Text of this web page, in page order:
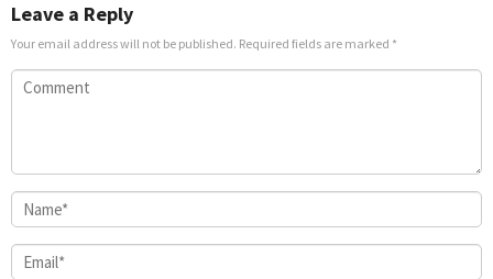
Leave a Reply
Your email address will not be published. Required fields are marked *